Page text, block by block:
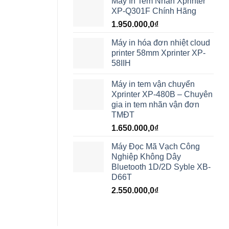
XP-Q301F Chính Hãng
1.950.000,0₫
Máy in hóa đơn nhiệt cloud
printer 58mm Xprinter XP-
58IIH
Máy in tem vận chuyển
Xprinter XP-480B – Chuyên
gia in tem nhãn vận đơn
TMĐT
1.650.000,0₫
Máy Đọc Mã Vạch Công
Nghiệp Không Dây
Bluetooth 1D/2D Syble XB-
D66T
2.550.000,0₫